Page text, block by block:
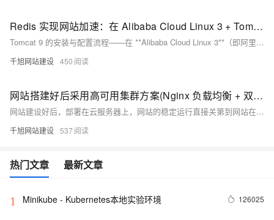
Redis 实现网站加速：在 Alibaba Cloud Linux 3 + Tomcat 9 架构下的缓存实战
Tomcat 9 的安装与配置流程——在 **Alibaba Cloud Linux 3**（即阿里云官方维护的企业级 Linux 发行版，基于 OpenAnolis 内核，与 CentOS 7/8 生态高度兼容）上，从下载压缩包、解压到 `/opt/tomcat9`，到配置 `systemd` 服务、编写 `setenv.sh` 优化 JVM 参数（`-Xms512m -Xmx1024m -XX:+UseG1GC -XX:MaxGCPauseMillis=200`），最终让 Tomcat 在 8080 端口稳定对外提供服务。
千旭网站建设 450
网站搭建好后采用高可用集群方案(Nginx 负载均衡 + 双机热备)实现网站稳定运行
网站建设好后，部署在云服务器上，网站的稳定运行直接关第到网站在搜索引挚排名中的表现，如果服务器中途崩溃，流量会被搜索引挚处罚， 最严重的结果就是网站流量给清零，这可不是站长们想要的结果，下面就详细说明通过负载均衡 + 双机热备方案实现网站稳定运行：
千旭网站建设 537
热门文章 最新文章
1 Minikube - Kubernetes本地实验环境 126025